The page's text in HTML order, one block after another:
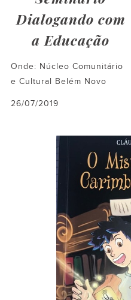
Dialogando com
a Educação
Onde: Núcleo Comunitário
e Cultural Belém Novo
26/07/2019